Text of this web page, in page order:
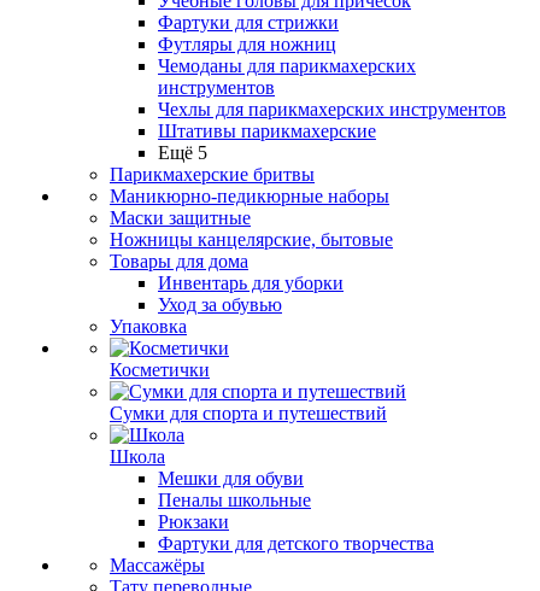
Фартуки для стрижки
Футляры для ножниц
Чемоданы для парикмахерских
инструментов
Чехлы для парикмахерских инструментов
Штативы парикмахерские
Ещё 5
Парикмахерские бритвы
Маникюрно-педикюрные наборы
Маски защитные
Ножницы канцелярские, бытовые
Товары для дома
Инвентарь для уборки
Уход за обувью
Упаковка
Косметички
Сумки для спорта и путешествий
Школа
Мешки для обуви
Пеналы школьные
Рюкзаки
Фартуки для детского творчества
Массажёры
Тату переводные